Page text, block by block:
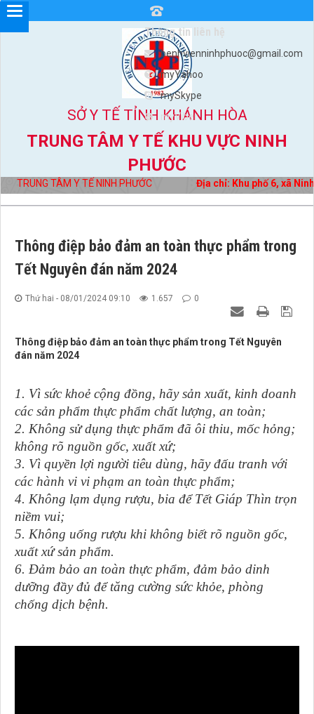
SỞ Y TẾ TỈNH KHÁNH HÒA
TRUNG TÂM Y TẾ KHU VỰC NINH
PHƯỚC
TRUNG TÂM Y TẾ NINH PHƯỚC Địa chỉ: Khu phố 6, xã Ninh
Thông tin liên hệ
benhvienninhphuoc@gmail.com
myYahoo
mySkype
myViber
Thông điệp bảo đảm an toàn thực phẩm trong
Tết Nguyên đán năm 2024
Thứ hai - 08/01/2024 09:10 1.657 0
Thông điệp bảo đảm an toàn thực phẩm trong Tết Nguyên
đán năm 2024
1. Vì sức khoẻ cộng đồng, hãy sản xuất, kinh doanh
các sản phẩm thực phẩm chất lượng, an toàn;
2. Không sử dụng thực phẩm đã ôi thiu, mốc hỏng;
không rõ nguồn gốc, xuất xứ;
3. Vì quyền lợi người tiêu dùng, hãy đấu tranh với
các hành vi vi phạm an toàn thực phẩm;
4. Không lạm dụng rượu, bia để Tết Giáp Thìn trọn
niềm vui;
5. Không uống rượu khi không biết rõ nguồn gốc,
xuất xứ sản phẩm.
6. Đảm bảo an toàn thực phẩm, đảm bảo dinh
dưỡng đầy đủ để tăng cường sức khỏe, phòng
chống dịch bệnh.